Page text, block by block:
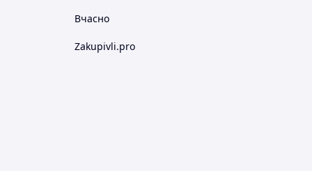
Вчасно
Zakupivli.pro